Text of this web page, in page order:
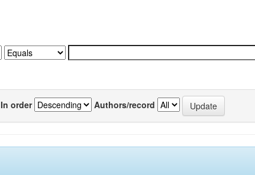
In order Authors/record